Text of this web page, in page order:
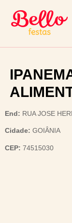
End: RUA JOSE
Cidade: GOIÂNIA
CEP: 74515030